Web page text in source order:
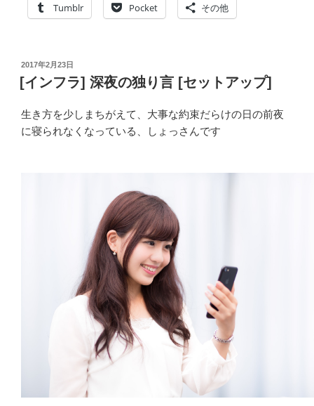
Tumblr Pocket その他
投
稿
日:
2017年2月23日
[インフラ] 深夜の独り言 [セットアップ]
生き方を少しまちがえて、大事な約束だらけの日の前夜
に寝られなくなっている、しょっさんです